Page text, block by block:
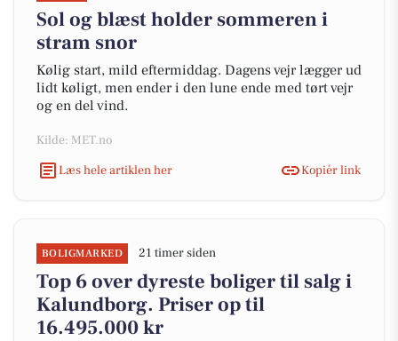
Sol og blæst holder sommeren i
stram snor
Kølig start, mild eftermiddag. Dagens vejr lægger ud
lidt køligt, men ender i den lune ende med tørt vejr
og en del vind.
Kilde: MET.no
Læs hele artiklen her
Kopiér link
BOLIGMARKED 21 timer siden
Top 6 over dyreste boliger til salg i
Kalundborg. Priser op til
16.495.000 kr